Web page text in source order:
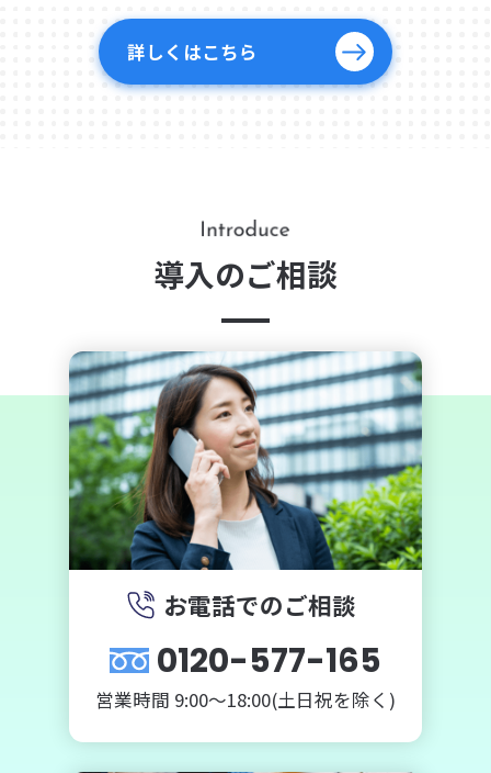
詳しくはこちら
導入のご相談
お電話でのご相談
0120-577-165
営業時間 9:00～18:00(土日祝を除く)